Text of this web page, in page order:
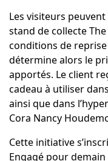
Les visiteurs
stand de collecte
conditions de
détermine alors le
apportés. Le client
cadeau à utiliser
ainsi que dans
Cora Nancy
Cette initiative
Engagé pour demain